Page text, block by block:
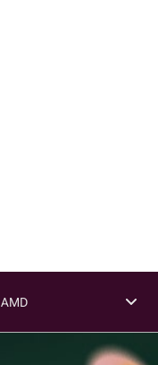
AMD